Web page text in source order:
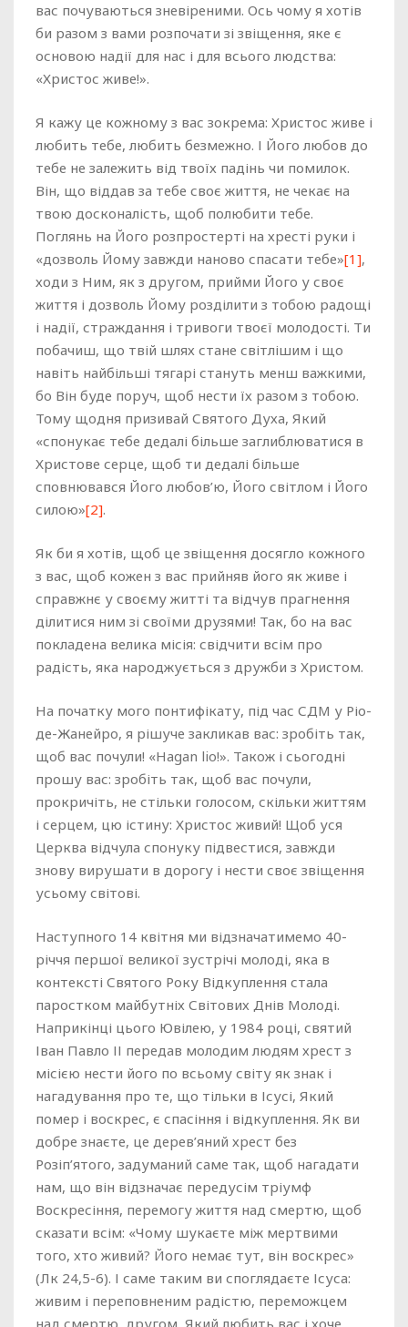
вас почуваються зневіреними. Ось чому я хотів
би разом з вами розпочати зі звіщення, яке є
основою надії для нас і для всього людства:
«Христос живе!».
Я кажу це кожному з вас зокрема: Христос живе і
любить тебе, любить безмежно. І Його любов до
тебе не залежить від твоїх падінь чи помилок.
Він, що віддав за тебе своє життя, не чекає на
твою досконалість, щоб полюбити тебе.
Поглянь на Його розпростерті на хресті руки і
«дозволь Йому завжди наново спасати тебе»[1],
ходи з Ним, як з другом, прийми Його у своє
життя і дозволь Йому розділити з тобою радощі
і надії, страждання і тривоги твоєї молодості. Ти
побачиш, що твій шлях стане світлішим і що
навіть найбільші тягарі стануть менш важкими,
бо Він буде поруч, щоб нести їх разом з тобою.
Тому щодня призивай Святого Духа, Який
«спонукає тебе дедалі більше заглиблюватися в
Христове серце, щоб ти дедалі більше
сповнювався Його любов’ю, Його світлом і Його
силою»[2].
Як би я хотів, щоб це звіщення досягло кожного
з вас, щоб кожен з вас прийняв його як живе і
справжнє у своєму житті та відчув прагнення
ділитися ним зі своїми друзями! Так, бо на вас
покладена велика місія: свідчити всім про
радість, яка народжується з дружби з Христом.
На початку мого понтифікату, під час СДМ у Ріо-
де-Жанейро, я рішуче закликав вас: зробіть так,
щоб вас почули! «Hagan lio!». Також і сьогодні
прошу вас: зробіть так, щоб вас почули,
прокричіть, не стільки голосом, скільки життям
і серцем, цю істину: Христос живий! Щоб уся
Церква відчула спонуку підвестися, завжди
знову вирушати в дорогу і нести своє звіщення
усьому світові.
Наступного 14 квітня ми відзначатимемо 40-
річчя першої великої зустрічі молоді, яка в
контексті Святого Року Відкуплення стала
паростком майбутніх Світових Днів Молоді.
Наприкінці цього Ювілею, у 1984 році, святий
Іван Павло ІІ передав молодим людям хрест з
місією нести його по всьому світу як знак і
нагадування про те, що тільки в Ісусі, Який
помер і воскрес, є спасіння і відкуплення. Як ви
добре знаєте, це дерев’яний хрест без
Розіп’ятого, задуманий саме так, щоб нагадати
нам, що він відзначає передусім тріумф
Воскресіння, перемогу життя над смертю, щоб
сказати всім: «Чому шукаєте між мертвими
того, хто живий? Його немає тут, він воскрес»
(Лк 24,5-6). І саме таким ви споглядаєте Ісуса:
живим і переповненим радістю, переможцем
над смертю, другом, Який любить вас і хоче